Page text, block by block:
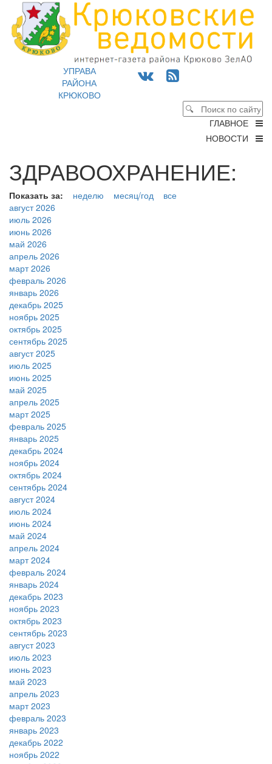
УПРАВА
РАЙОНА
КРЮКОВО
ГЛАВНОЕ
НОВОСТИ
ЗДРАВООХРАНЕНИЕ:
Показать за: неделю месяц/год
все
август 2026
июль 2026
июнь 2026
май 2026
апрель 2026
март 2026
февраль 2026
январь 2026
декабрь 2025
ноябрь 2025
октябрь 2025
сентябрь 2025
август 2025
июль 2025
июнь 2025
май 2025
апрель 2025
март 2025
февраль 2025
январь 2025
декабрь 2024
ноябрь 2024
октябрь 2024
сентябрь 2024
август 2024
июль 2024
июнь 2024
май 2024
апрель 2024
март 2024
февраль 2024
январь 2024
декабрь 2023
ноябрь 2023
октябрь 2023
сентябрь 2023
август 2023
июль 2023
июнь 2023
май 2023
апрель 2023
март 2023
февраль 2023
январь 2023
декабрь 2022
ноябрь 2022